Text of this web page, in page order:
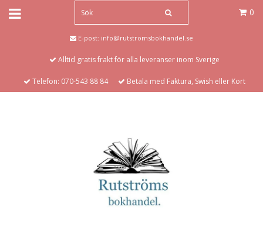
0
E-post: info@rutstromsbokhandel.se
Alltid gratis frakt för alla leveranser inom Sverige
Telefon: 070-543 88 84 Betala med Faktura, Swish eller Kort